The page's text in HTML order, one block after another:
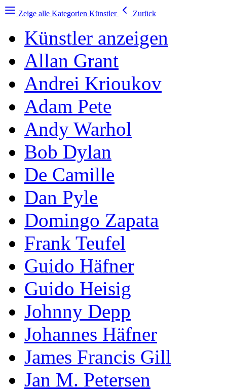
Zeige alle Kategorien Künstler Zurück
Künstler anzeigen
Allan Grant
Andrei Krioukov
Adam Pete
Andy Warhol
Bob Dylan
De Camille
Dan Pyle
Domingo Zapata
Frank Teufel
Guido Häfner
Guido Heisig
Johnny Depp
Johannes Häfner
James Francis Gill
Jan M. Petersen